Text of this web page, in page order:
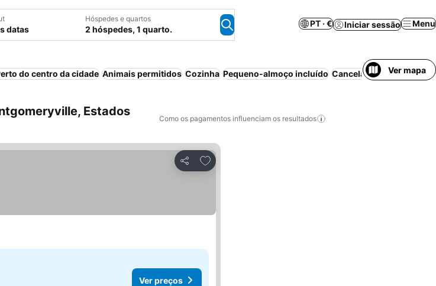
datas
Hóspedes e quartos
2 hóspedes, 1 quarto.
PT · € Iniciar sessão Menu
do centro da cidade Animais permitidos Cozinha Pequeno-almoço incluído Cancelamento gratuito
Ver mapa
Estados
Como os pagamentos influenciam os resultados
Partilhar
Adicionar aos favoritos
Ver preços